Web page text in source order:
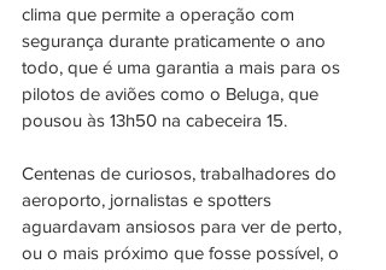
clima que permite a operação com
segurança durante praticamente o ano
todo, que é uma garantia a mais para os
pilotos de aviões como o Beluga, que
pousou às 13h50 na cabeceira 15.
Centenas de curiosos, trabalhadores do
aeroporto, jornalistas e spotters
aguardavam ansiosos para ver de perto,
ou o mais próximo que fosse possível, o